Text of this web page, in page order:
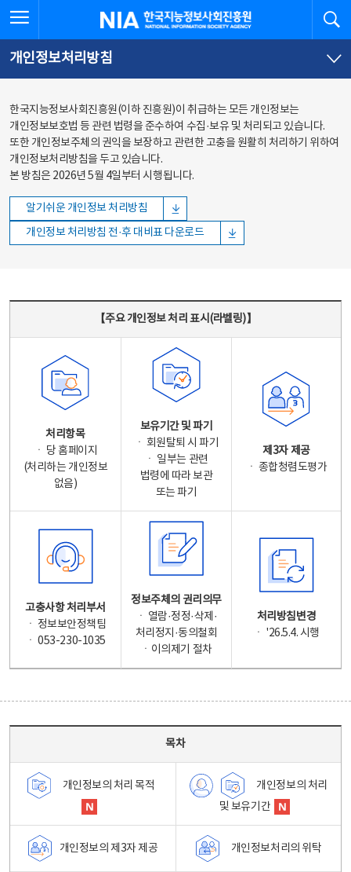
바로가기
바로가기
한국지능정보사회진흥원
개인정보처리방침
한국지능정보사회진흥원(이하 진흥원)이 취급하는 모든 개인정보는
개인정보보호법 등 관련 법령을 준수하여 수집·보유 및 처리되고 있습니다.
또한 개인정보주체의 권익을 보장하고 관련한 고충을 원활히 처리하기 위하여
개인정보처리방침을 두고 있습니다.
본 방침은 2026년 5월 4일부터 시행됩니다.
알기쉬운 개인정보 처리방침
개인정보 처리방침 전·후 대비표 다운로드
【주요 개인정보 처리 표시(라벨링)】
처리항목
ㆍ 당 홈페이지
(처리하는 개인정보
없음)
보유기간 및 파기
ㆍ 회원탈퇴 시 파기
ㆍ 일부는 관련
법령에 따라 보관
또는 파기
제3자 제공
ㆍ 종합청렴도평가
고충사항 처리부서
ㆍ 정보보안정책팀
ㆍ 053-230-1035
정보주체의 권리의무
ㆍ 열람·정정·삭제·
처리정지·동의철회
ㆍ이의제기 절차
처리방침변경
ㆍ '26.5.4. 시행
목차
개인정보의 처리 목적
개인정보의 처리
및 보유기간
개인정보의 제3자 제공 개인정보처리의 위탁